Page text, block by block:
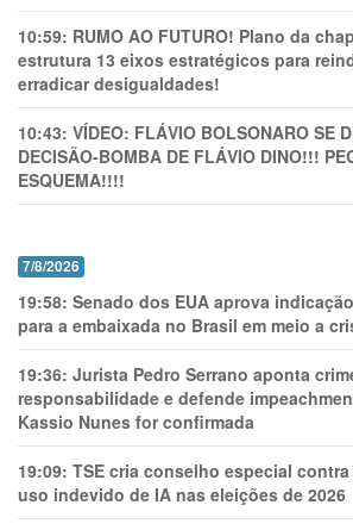
10:59: RUMO AO FUTURO! Plano da
estrutura 13 eixos estratégicos para
erradicar desigualdades!
10:43: VÍDEO: FLÁVIO BOLSONARO SE
DECISÃO-BOMBA DE FLÁVIO DINO!!!
ESQUEMA!!!!
7/8/2026
19:58: Senado dos EUA aprova
para a embaixada no Brasil em meio a
19:36: Jurista Pedro Serrano aponta
responsabilidade e defende
Kassio Nunes for confirmada
19:09: TSE cria conselho especial
uso indevido de IA nas eleições de 2026